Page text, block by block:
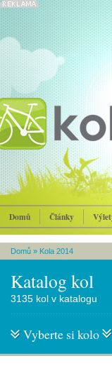
Domů Články
Domů » Kola 2014
Katalog kol
3135 kol v katalogu
Vyberte si kolo